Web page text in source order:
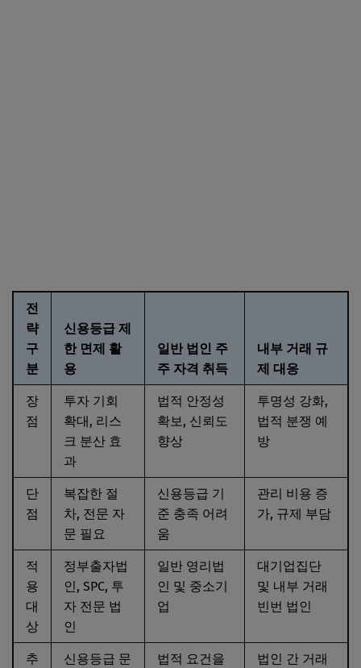
전
략
구
분
신용등급 제
한 면제 활
용
일반 법인 주
주 자격 취득
내부 거래 규
제 대응
장
점
투자 기회
확대, 리스
크 분산 효
과
법적 안정성
확보, 신뢰도
향상
투명성 강화,
법적 분쟁 예
방
단
점
복잡한 절
차, 전문 자
문 필요
신용등급 기
준 충족 어려
움
관리 비용 증
가, 규제 부담
적
용
대
상
정부출자법
인, SPC, 투
자 전문 법
인
일반 영리법
인 및 중소기
업
대기업집단
및 내부 거래
빈번 법인
추
신용등급 문
법적 요건을
법인 간 거래